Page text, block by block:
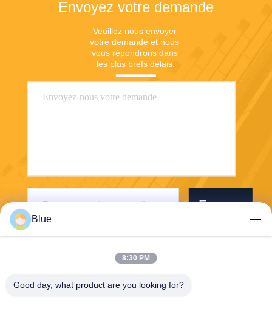
Envoyez votre demande
Veuillez nous envoyer
votre demande et nous
vous répondrons dans
les plus brefs délais.
Envoyer
Blue
8:30 PM
Good day, what product are you looking for?